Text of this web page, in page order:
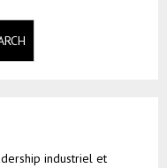
industriel et